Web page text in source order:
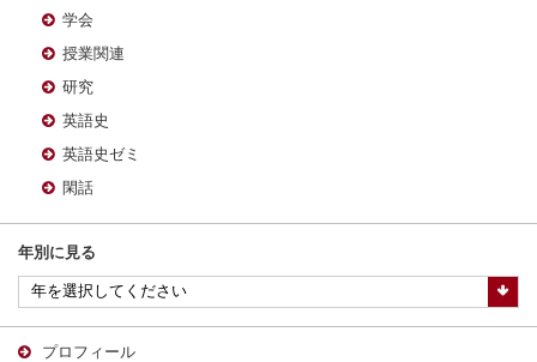
学会
授業関連
研究
英語史
英語史ゼミ
閑話
年別に見る
プロフィール